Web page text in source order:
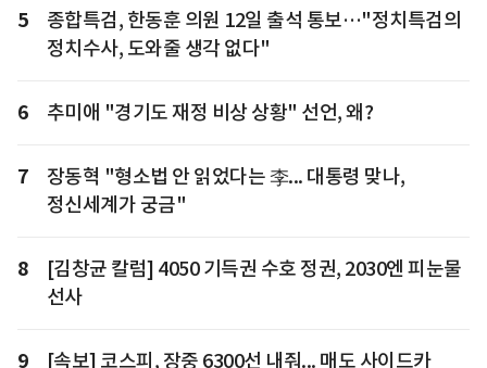
5
종합특검, 한동훈 의원 12일 출석 통보…"정치특검의
정치수사, 도와줄 생각 없다"
6 추미애 "경기도 재정 비상 상황" 선언, 왜?
7
장동혁 "형소법 안 읽었다는 李... 대통령 맞나,
정신세계가 궁금"
8
[김창균 칼럼] 4050 기득권 수호 정권, 2030엔 피눈물
선사
9
[속보] 코스피, 장중 6300선 내줘... 매도 사이드카